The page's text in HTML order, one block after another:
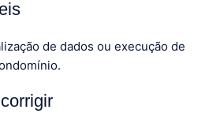
de dados ou execução de